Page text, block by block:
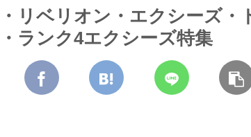
・リベリオン・エクシーズ・
ランク4エクシーズ特集